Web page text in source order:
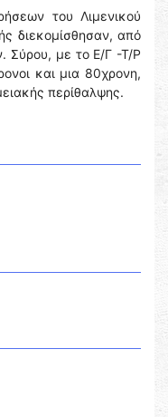
του Λιμενικού
διεκομίσθησαν, από
Σύρου, με το Ε/Γ -Τ/Ρ
και μια 80χρονη,
περίθαλψης.